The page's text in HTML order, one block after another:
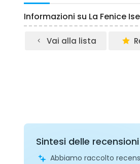
Informazioni su La Fenice
Vai alla lista
Sintesi delle
Abbiamo raccolto